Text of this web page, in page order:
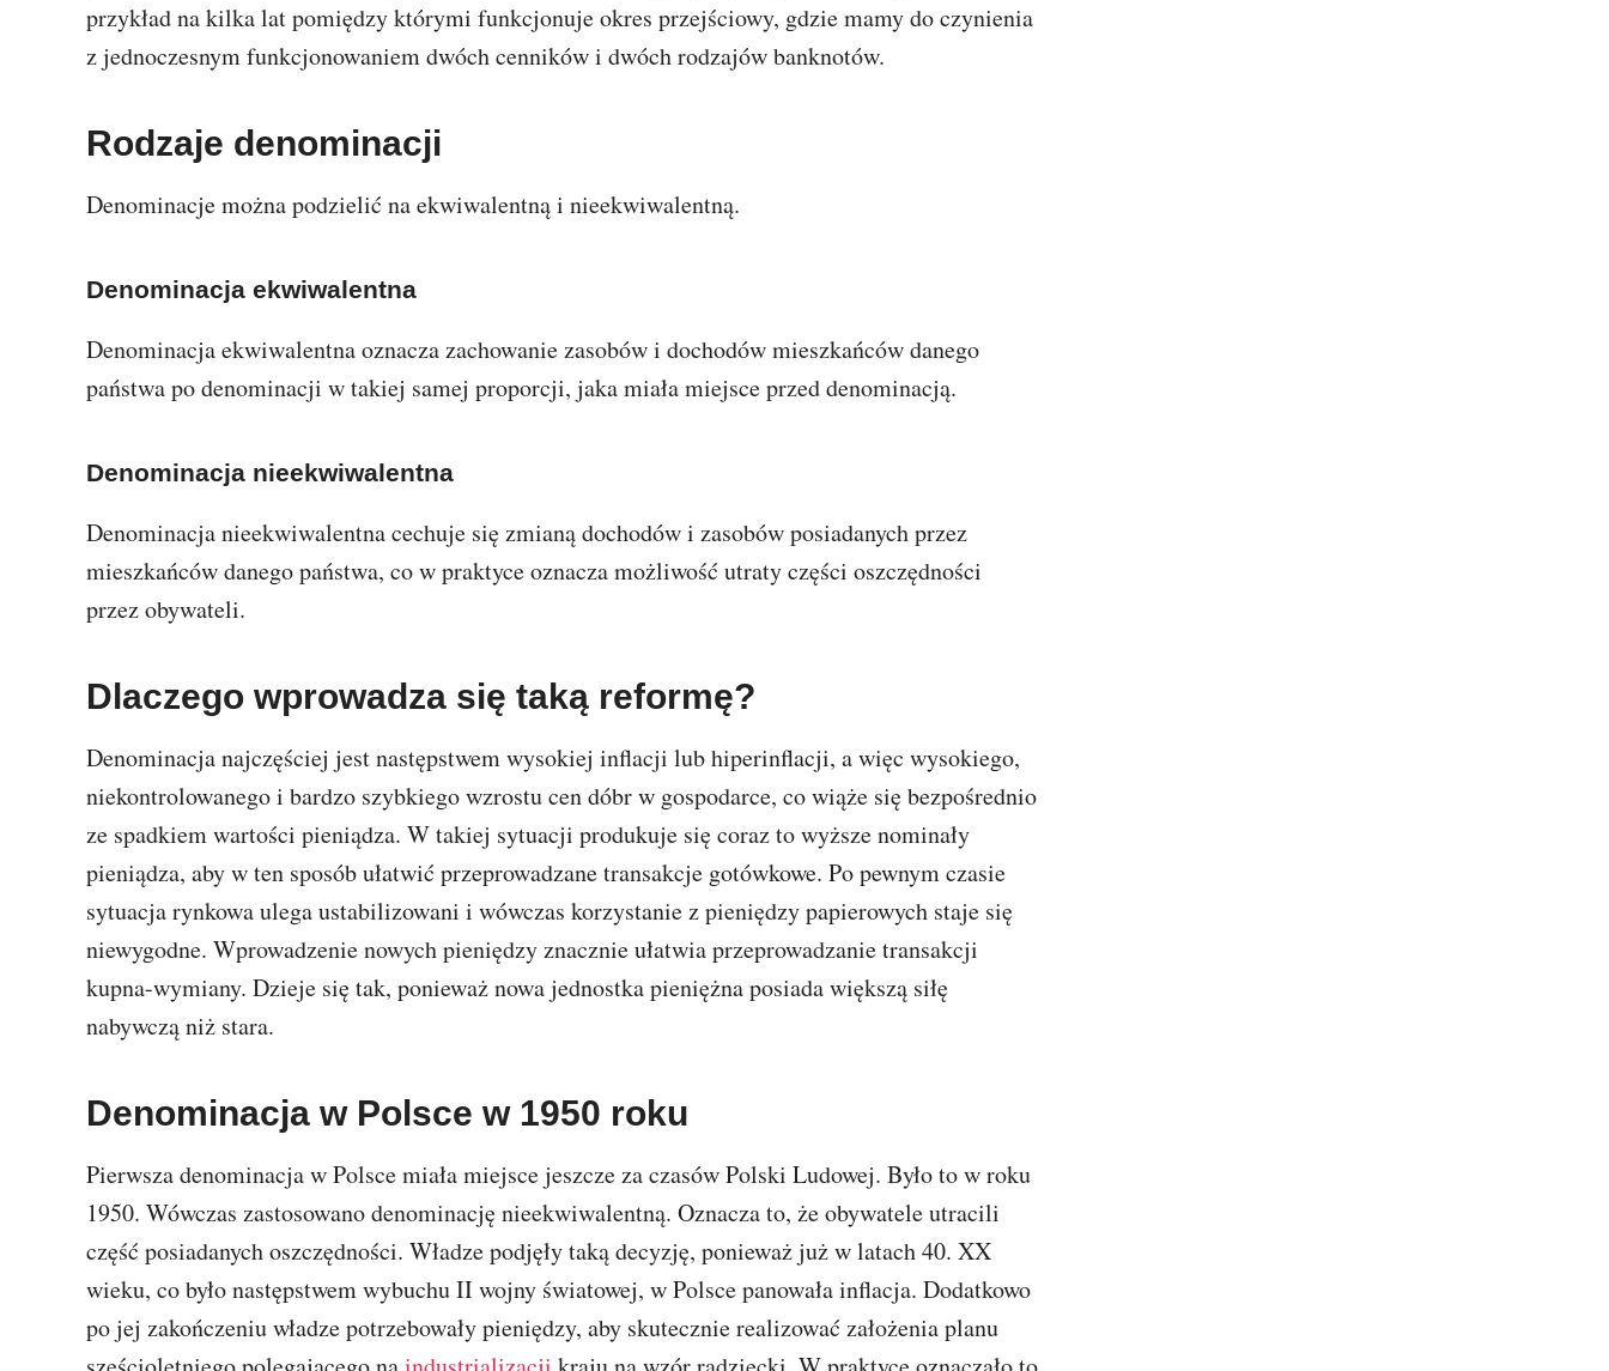
przykład na kilka lat pomiędzy którymi funkcjonuje okres przejściowy, gdzie mamy do czynienia
z jednoczesnym funkcjonowaniem dwóch cenników i dwóch rodzajów banknotów.
Rodzaje denominacji
Denominacje można podzielić na ekwiwalentną i nieekwiwalentną.
Denominacja ekwiwalentna
Denominacja ekwiwalentna oznacza zachowanie zasobów i dochodów mieszkańców danego
państwa po denominacji w takiej samej proporcji, jaka miała miejsce przed denominacją.
Denominacja nieekwiwalentna
Denominacja nieekwiwalentna cechuje się zmianą dochodów i zasobów posiadanych przez
mieszkańców danego państwa, co w praktyce oznacza możliwość utraty części oszczędności
przez obywateli.
Dlaczego wprowadza się taką reformę?
Denominacja najczęściej jest następstwem wysokiej inflacji lub hiperinflacji, a więc wysokiego,
niekontrolowanego i bardzo szybkiego wzrostu cen dóbr w gospodarce, co wiąże się bezpośrednio
ze spadkiem wartości pieniądza. W takiej sytuacji produkuje się coraz to wyższe nominały
pieniądza, aby w ten sposób ułatwić przeprowadzane transakcje gotówkowe. Po pewnym czasie
sytuacja rynkowa ulega ustabilizowani i wówczas korzystanie z pieniędzy papierowych staje się
niewygodne. Wprowadzenie nowych pieniędzy znacznie ułatwia przeprowadzanie transakcji
kupna-wymiany. Dzieje się tak, ponieważ nowa jednostka pieniężna posiada większą siłę
nabywczą niż stara.
Denominacja w Polsce w 1950 roku
Pierwsza denominacja w Polsce miała miejsce jeszcze za czasów Polski Ludowej. Było to w roku
1950. Wówczas zastosowano denominację nieekwiwalentną. Oznacza to, że obywatele utracili
część posiadanych oszczędności. Władze podjęły taką decyzję, ponieważ już w latach 40. XX
wieku, co było następstwem wybuchu II wojny światowej, w Polsce panowała inflacja. Dodatkowo
po jej zakończeniu władze potrzebowały pieniędzy, aby skutecznie realizować założenia planu